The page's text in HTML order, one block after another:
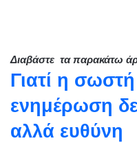
Διαβάστε τα παρακάτω
Γιατί η
ενημέρωση
αλλά ευθύνη